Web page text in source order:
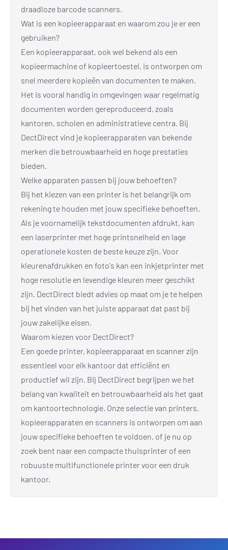
draadloze barcode scanners.
Wat is een kopieerapparaat en waarom zou je er een
gebruiken?
Een kopieerapparaat, ook wel bekend als een
kopieermachine of kopieertoestel, is ontworpen om
snel meerdere kopieën van documenten te maken.
Het is vooral handig in omgevingen waar regelmatig
documenten worden gereproduceerd, zoals
kantoren, scholen en administratieve centra. Bij
DectDirect vind je kopieerapparaten van bekende
merken die betrouwbaarheid en hoge prestaties
bieden.
Welke apparaten passen bij jouw behoeften?
Bij het kiezen van een printer is het belangrijk om
rekening te houden met jouw specifieke behoeften.
Als je voornamelijk tekstdocumenten afdrukt, kan
een laserprinter met hoge printsnelheid en lage
operationele kosten de beste keuze zijn. Voor
kleurenafdrukken en foto's kan een inkjetprinter met
hoge resolutie en levendige kleuren meer geschikt
zijn. DectDirect biedt advies op maat om je te helpen
bij het vinden van het juiste apparaat dat past bij
jouw zakelijke eisen.
Waarom kiezen voor DectDirect?
Een goede printer, kopieerapparaat en scanner zijn
essentieel voor elk kantoor dat efficiënt en
productief wil zijn. Bij DectDirect begrijpen we het
belang van kwaliteit en betrouwbaarheid als het gaat
om kantoortechnologie. Onze selectie van printers,
kopieerapparaten en scanners is ontworpen om aan
jouw specifieke behoeften te voldoen, of je nu op
zoek bent naar een compacte thuisprinter of een
robuuste multifunctionele printer voor een druk
kantoor.